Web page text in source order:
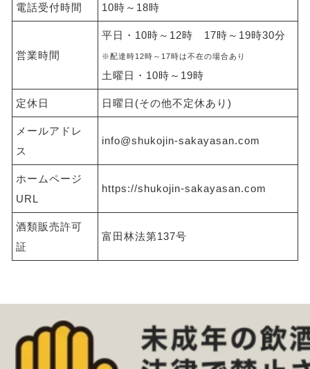
電話受付時間 10時～18時
営業時間
平日・10時～12時 17時～19時30分
※配達時12時～17時は不在の場合あり
土曜日・10時～19時
定休日 日曜日(その他不定休あり)
メールアドレ
ス
info@shukojin-sakayasan.com
ホームページ
URL
https://shukojin-sakayasan.com
酒類販売許可
証
富田林法第137号